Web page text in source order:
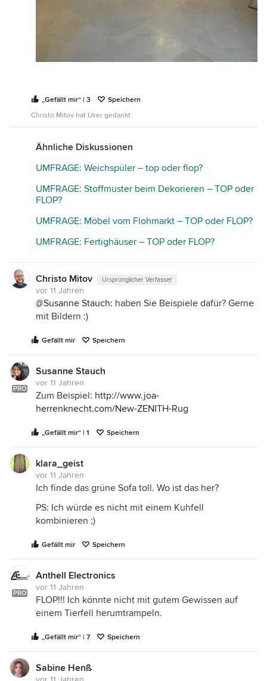
„Gefällt mir“ | 3
Speichern
Christo Mitov hat User gedankt
Ähnliche Diskussionen
UMFRAGE: Weichspüler – top oder flop?
UMFRAGE: Stoffmuster beim Dekorieren – TOP oder
FLOP?
UMFRAGE: Möbel vom Flohmarkt – TOP oder FLOP?
UMFRAGE: Fertighäuser – TOP oder FLOP?
Christo Mitov Ursprünglicher Verfasser
vor 11 Jahren
@Susanne Stauch: haben Sie Beispiele dafür? Gerne
mit Bildern :)
Gefällt mir Speichern
PRO
Susanne Stauch
vor 11 Jahren
Zum Beispiel: http://www.joa-
herrenknecht.com/New-ZENITH-Rug
„Gefällt mir“ | 1 Speichern
klara_geist
vor 11 Jahren
Ich finde das grüne Sofa toll. Wo ist das her?
PS: Ich würde es nicht mit einem Kuhfell
kombinieren ;)
Gefällt mir Speichern
PRO
Anthell Electronics
vor 11 Jahren
FLOP!!! Ich könnte nicht mit gutem Gewissen auf
einem Tierfell herumtrampeln.
„Gefällt mir“ | 7 Speichern
Sabine Henß